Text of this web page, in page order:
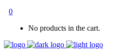
0
No products in the cart.